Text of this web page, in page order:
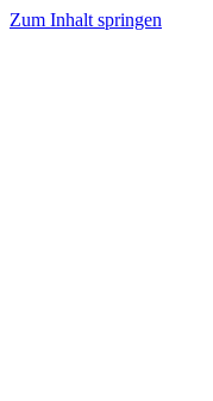
Zum Inhalt springen